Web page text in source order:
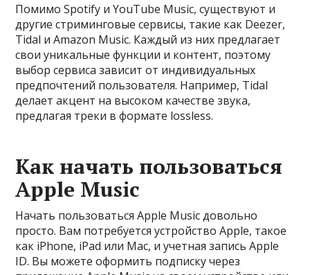
Помимо Spotify и YouTube Music, существуют и
другие стриминговые сервисы, такие как Deezer,
Tidal и Amazon Music. Каждый из них предлагает
свои уникальные функции и контент, поэтому
выбор сервиса зависит от индивидуальных
предпочтений пользователя. Например, Tidal
делает акцент на высоком качестве звука,
предлагая треки в формате lossless.
Как начать пользоваться
Apple Music
Начать пользоваться Apple Music довольно
просто. Вам потребуется устройство Apple, такое
как iPhone, iPad или Mac, и учетная запись Apple
ID. Вы можете оформить подписку через